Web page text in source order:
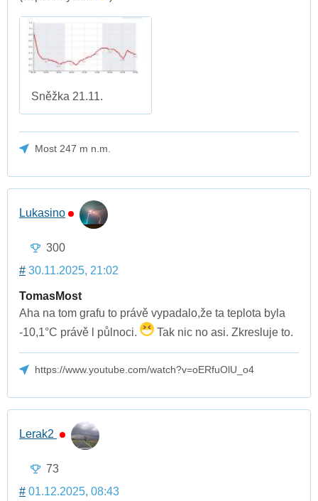
Sněžka 21.11.
Most 247 m n.m.
Lukasino
300
# 30.11.2025, 21:02
TomasMost
Aha na tom grafu to právě vypadalo,že ta teplota byla
-10,1°C právě l půlnoci.
Tak nic no asi. Zkresluje to.
https://www.youtube.com/watch?v=oERfuOlU_o4
Lerak2
73
# 01.12.2025, 08:43